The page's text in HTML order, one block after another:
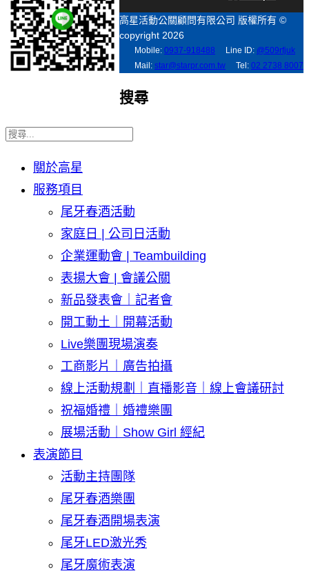
高星活動公關顧問有限公司 版權所有 ©
copyright 2026
Mobile: 0937-918488 Line ID: @509rfjuk
Mail: star@starpr.com.tw Tel: 02 2738 8007
搜尋
關於高星
服務項目
尾牙春酒活動
家庭日 | 公司日活動
企業運動會 | Teambuilding
表揚大會 | 會議公關
新品發表會｜記者會
開工動土｜開幕活動
Live樂團現場演奏
工商影片｜廣告拍攝
線上活動規劃｜直播影音｜線上會議研討
祝福婚禮｜婚禮樂團
展場活動｜Show Girl 經紀
表演節目
活動主持團隊
尾牙春酒樂團
尾牙春酒開場表演
尾牙LED激光秀
尾牙魔術表演